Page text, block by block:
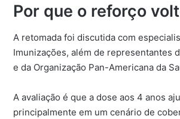
Por que o reforço
A retomada foi discutida com
Imunizações, além de representantes
e da Organização Pan-Americana da
A avaliação é que a dose aos 4 anos
principalmente em um cenário de